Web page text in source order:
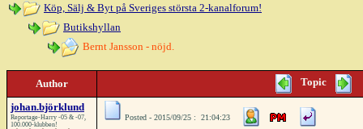
Köp, Sälj & Byt på Sveriges största 2-kanalforum!
Butikshyllan
Bernt Jansson - nöjd.
Author Topic
johan.björklund
Reportage-Harry -05 & -07,
100.000-klubben!
Posted - 2015/09/25 : 21:04:23